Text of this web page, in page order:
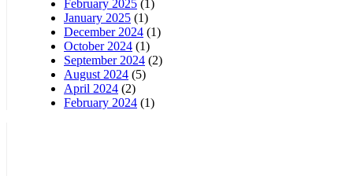
February 2025 (1)
January 2025 (1)
December 2024 (1)
October 2024 (1)
September 2024 (2)
August 2024 (5)
April 2024 (2)
February 2024 (1)